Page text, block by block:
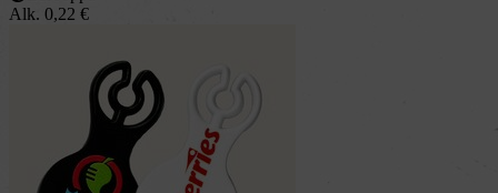
Alk. 0,22 €